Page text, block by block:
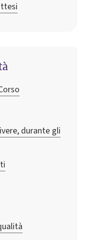
durante gli